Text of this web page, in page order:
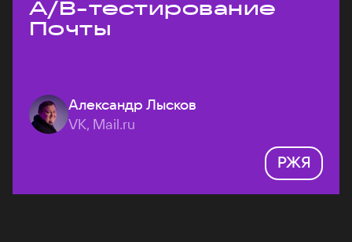
A/B-тестирование
Почты
Александр Лысков
VK, Mail.ru
РЖЯ